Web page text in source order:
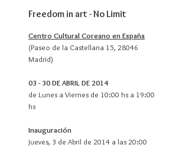
Freedom in art - No Limit
Centro Cultural Coreano en España
(Paseo de la Castellana 15, 28046
Madrid)
03 - 30 DE ABRIL DE 2014
de Lunes a Viernes de 10:00 hs a 19:00
hs
Inauguración
Jueves, 3 de Abril de 2014 a las 20:00